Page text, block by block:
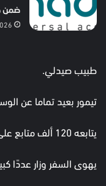
ضمن
05/
طبيب صيدلي.
تيمور بعيد تماما عن
يتابعه 120 ألف متابع على انستجرام.
يهوى السفر وزار عددًا